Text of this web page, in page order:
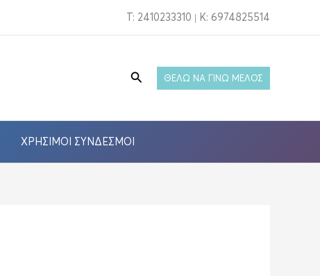
T: 2410233310 | Κ: 6974825514
ΑναζήτησηΘΕΛΩ ΝΑ ΓΙΝΩ ΜΕΛΟΣ
ΧΡΉΣΙΜΟΙ ΣΎΝΔΕΣΜΟΙ